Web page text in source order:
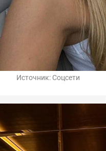
Источник: Соцсети